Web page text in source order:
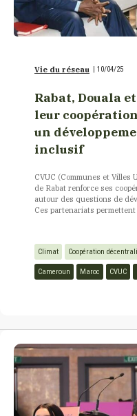
Vie du réseau 10/04/25
Rabat, Douala
leur
un
inclusif
CVUC (Communes et Villes
de Rabat renforce ses
autour des questions de
Ces partenariats
Climat Coopération
Cameroun Maroc CVUC